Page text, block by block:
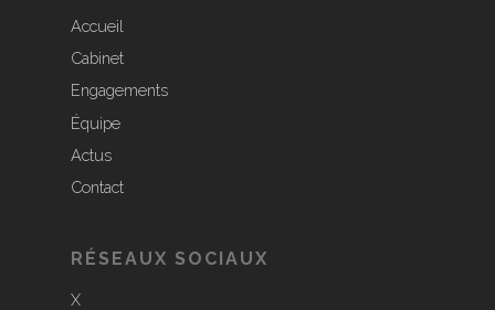
Accueil
Cabinet
Engagements
Équipe
Actus
Contact
RÉSEAUX SOCIAUX
X